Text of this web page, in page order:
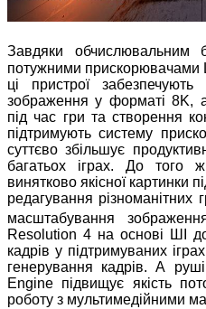
Завдяки обчислювальним
потужними прискорювачами
ці пристрої забезпечують
зображення у форматі 8K,
під час гри та створення
підтримують систему
суттєво збільшує
багатьох іграх. До того
винятково якісної картинки
редагування різноманітних
масштабування
Resolution 4 на основі ШІ
кадрів у підтримуваних
генерування кадрів. А
Engine підвищує якість
роботу з мультимедійними